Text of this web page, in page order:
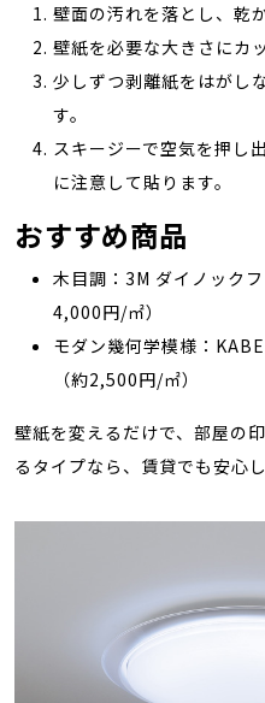
壁面の汚れを落とし、乾
壁紙を必要な大きさにカ
少しずつ剥離紙をはがし
す。
スキージーで空気を押し
に注意して貼ります。
おすすめ商品
木目調：3M ダイノック
4,000円/㎡）
モダン幾何学模様：
（約2,500円/㎡）
壁紙を変えるだけで、部屋の
るタイプなら、賃貸でも安心